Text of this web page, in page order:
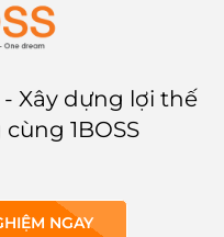
Xây dựng lợi thế
1BOSS
NGAY